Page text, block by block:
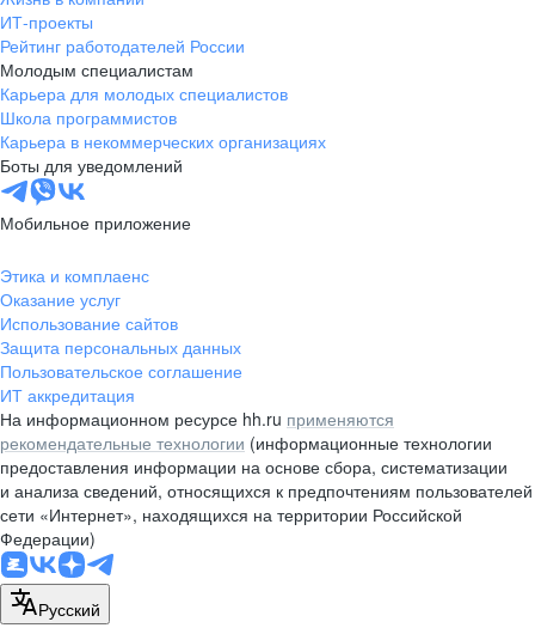
помещение 21
+7 383 207-94-64
pr@nsk.hh.ru
Минск
пр-т Дзержинского, д. 57,
10 этаж, помещение 45-1
pr@rabota.by
Алматы
пр. Абая, д. 151, БЦ Алатау,
12 этаж, офис 1209
+7 727 232-13-13
pr@headhunter.com.kz
ИТ-проекты
Рейтинг работодателей России
Молодым специалистам
Карьера для молодых специалистов
Школа программистов
Карьера в некоммерческих организациях
Боты для уведомлений
Мобильное приложение
Этика и комплаенс
Оказание услуг
Использование сайтов
Защита персональных данных
Пользовательское соглашение
ИТ аккредитация
На информационном ресурсе hh.ru применяются
рекомендательные технологии (информационные технологии
предоставления информации на основе сбора, систематизации
и анализа сведений, относящихся к предпочтениям пользователей
сети «Интернет», находящихся на территории Российской
Федерации)
Русский